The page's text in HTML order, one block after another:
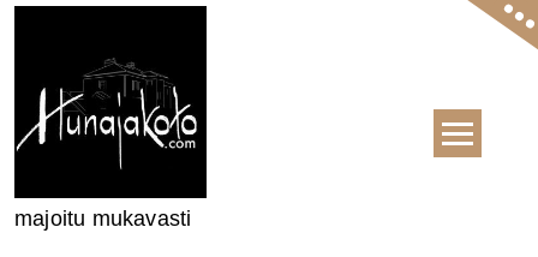
majoitu mukavasti